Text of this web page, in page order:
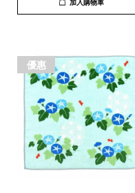
加入購物車
優惠